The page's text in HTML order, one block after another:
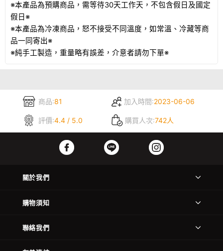
※本產品為預購商品，需等待30天工作天，不包含假日及國定
假日※
※本產品為冷凍商品，怒不接受不同溫度，如常溫、冷藏等商
品一同寄出※
※純手工製造，重量略有誤差，介意者請勿下單※
商品:81 加入時間:2023-06-06
評價:4.4 / 5.0 購買人次:742人
關於我們
購物須知
聯絡我們